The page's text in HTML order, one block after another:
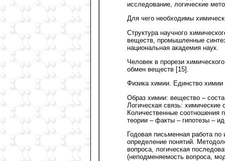
исследование, логические
Для чего необходимы
Структура научного
веществ, промышленные
национальная академия наук.
Человек в прорези
обмен веществ [15].
Физика химии. Единство
Образ химии: вещество –
Логическая связь: химические
Количественные соотношения
теории – факты – гипотезы –
Годовая письменная работа
определение понятий.
вопроса, логическая
(неподменяемость вопроса,